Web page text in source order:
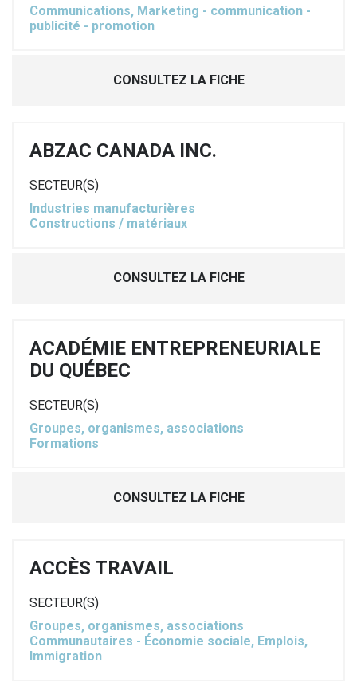
Communications, Marketing - communication -
publicité - promotion
CONSULTEZ LA FICHE
ABZAC CANADA INC.
SECTEUR(S)
Industries manufacturières
Constructions / matériaux
CONSULTEZ LA FICHE
ACADÉMIE ENTREPRENEURIALE
DU QUÉBEC
SECTEUR(S)
Groupes, organismes, associations
Formations
CONSULTEZ LA FICHE
ACCÈS TRAVAIL
SECTEUR(S)
Groupes, organismes, associations
Communautaires - Économie sociale, Emplois,
Immigration